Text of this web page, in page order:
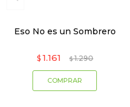
Eso No es un Sombrero
$ 1.161 $ 1.290